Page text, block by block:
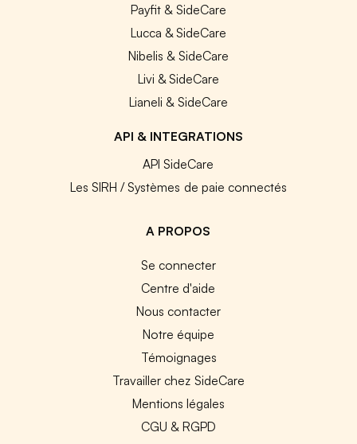
Payfit & SideCare
Lucca & SideCare
Nibelis & SideCare
Livi & SideCare
Lianeli & SideCare
API & INTEGRATIONS
API SideCare
Les SIRH / Systèmes de paie connectés
A PROPOS
Se connecter
Centre d'aide
Nous contacter
Notre équipe
Témoignages
Travailler chez SideCare
Mentions légales
CGU & RGPD